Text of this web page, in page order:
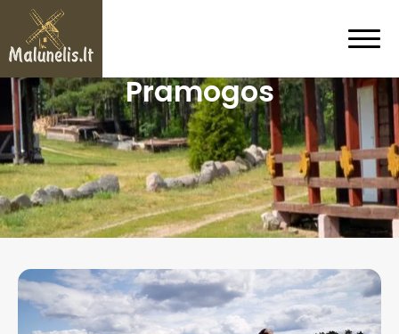
Pramogos